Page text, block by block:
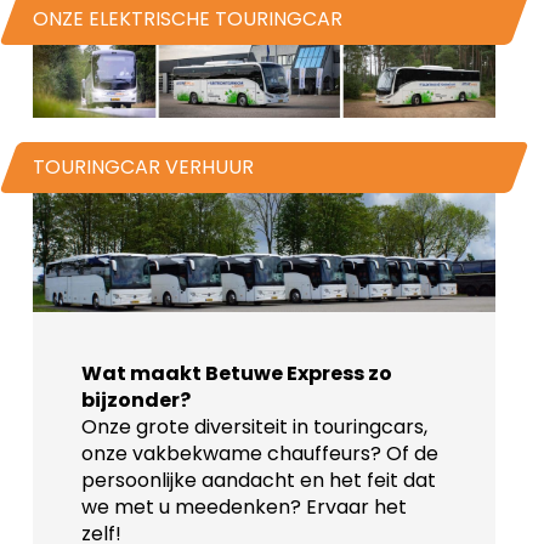
ONZE ELEKTRISCHE TOURINGCAR
TOURINGCAR VERHUUR
Wat maakt Betuwe Express zo
bijzonder?
Onze grote diversiteit in touringcars,
onze vakbekwame chauffeurs? Of de
persoonlijke aandacht en het feit dat
we met u meedenken? Ervaar het
zelf!